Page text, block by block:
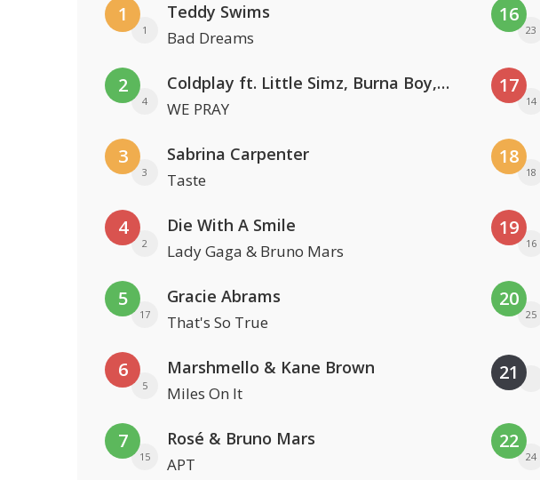
1
1
Teddy Swims
Bad Dreams
2
4
Coldplay ft. Little Simz, Burna Boy, Elyanna & Tini
WE PRAY
3
3
Sabrina Carpenter
Taste
4
2
Die With A Smile
Lady Gaga & Bruno Mars
5
17
Gracie Abrams
That's So True
6
5
Marshmello & Kane Brown
Miles On It
7
15
Rosé & Bruno Mars
APT
16
23
17
14
18
18
19
16
20
25
21
22
24